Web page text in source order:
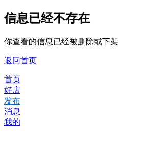
信息已经不存在
你查看的信息已经被删除或下架
返回首页
首页
好店
发布
消息
我的